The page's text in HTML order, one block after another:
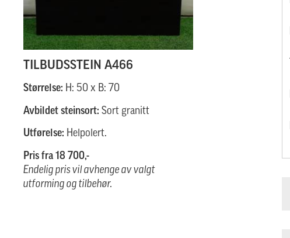
TILBUDSSTEIN A466
Størrelse: H: 50 x B: 70
Avbildet steinsort: Sort granitt
Utførelse: Helpolert.
Pris fra 18 700,-
Endelig pris vil avhenge av valgt
utforming og tilbehør.